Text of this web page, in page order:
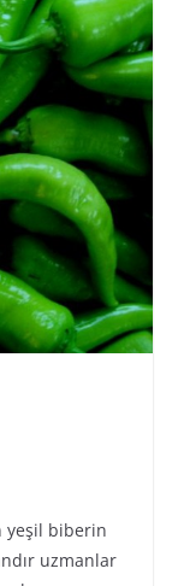
yeşil biberin
uzmanlar